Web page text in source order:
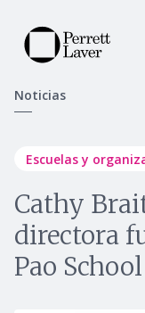
Noticias
Escuelas y
Cathy
directora
Pao